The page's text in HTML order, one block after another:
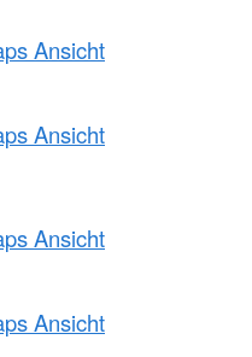
Ansicht
Ansicht
Ansicht
Ansicht